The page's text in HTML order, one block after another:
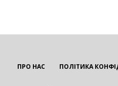
ПРО НАС ПОЛІТИКА